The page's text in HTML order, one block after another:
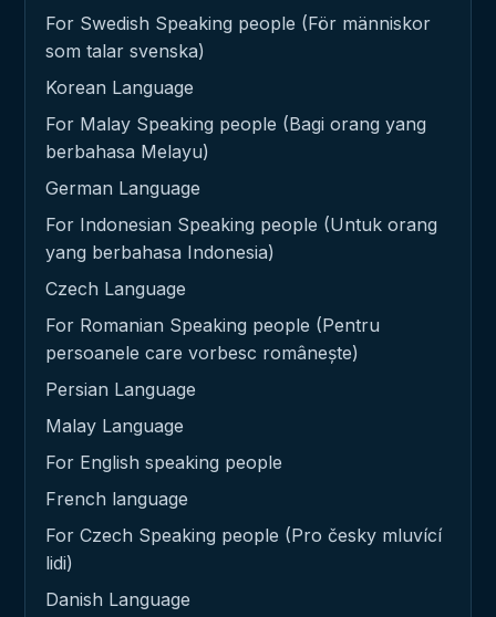
For Swedish Speaking people (För människor
som talar svenska)
Korean Language
For Malay Speaking people (Bagi orang yang
berbahasa Melayu)
German Language
For Indonesian Speaking people (Untuk orang
yang berbahasa Indonesia)
Czech Language
For Romanian Speaking people (Pentru
persoanele care vorbesc românește)
Persian Language
Malay Language
For English speaking people
French language
For Czech Speaking people (Pro česky mluvící
lidi)
Danish Language